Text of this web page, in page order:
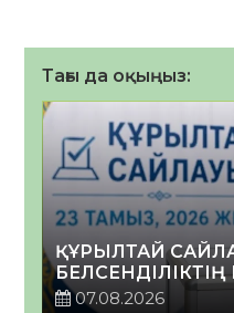
Тағы да оқыңыз:
ҚҰРЫЛТАЙ
БЕЛСЕНДІЛІКТІҢ
07.08.2026